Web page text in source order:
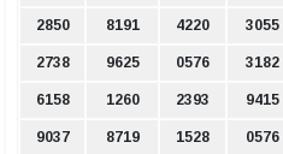
2850 8191 4220 3055
2738 9625 0576 3182
6158 1260 2393 9415
9037 8719 1528 0576